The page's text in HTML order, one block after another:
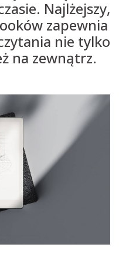
Najlżejszy,
zapewnia
nie tylko
na zewnątrz.